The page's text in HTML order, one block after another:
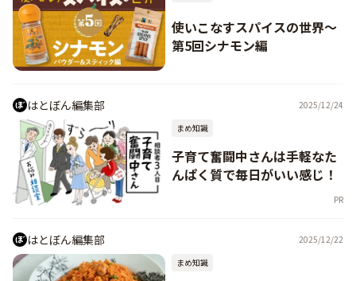
使いこなすスパイスの世界〜
第5回シナモン編
はとぼん編集部
2025/12/24
まめ知識
子育て奮闘中さんは手軽なた
んぱく質で毎日がいい感じ！
PR
はとぼん編集部
2025/12/22
まめ知識